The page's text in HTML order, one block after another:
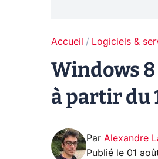
Accueil Logiciels &
Windows
à partir du
Par Alexandre
Publié le 01